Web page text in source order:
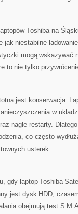
Toshiba na
jak niestabilne
mogą wskazywać
to nie tylko
jest konserwacja.
w
nagłe restarty.
co często
usterek.
gdy laptop Toshiba
jest dysk HDD,
obejmują test